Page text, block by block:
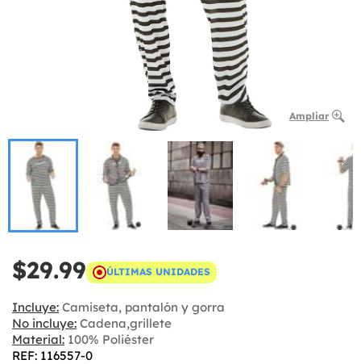
Ampliar
$29.99 ÚLTIMAS UNIDADES
Incluye: Camiseta, pantalón y gorra
No incluye: Cadena,grillete
Material: 100% Poliéster
REF: 116557-0